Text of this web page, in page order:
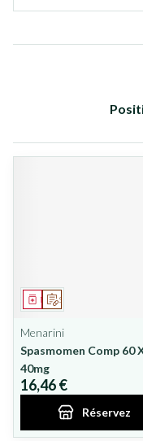
Trier
Sur prescription
Médicament
Menarini
Spasmomen Comp 60
40mg
16,46 €
Réservez